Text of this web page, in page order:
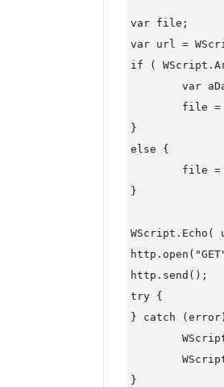
var file;
var url =
if (
}
else {
}
http.send();
try {
} catch
}